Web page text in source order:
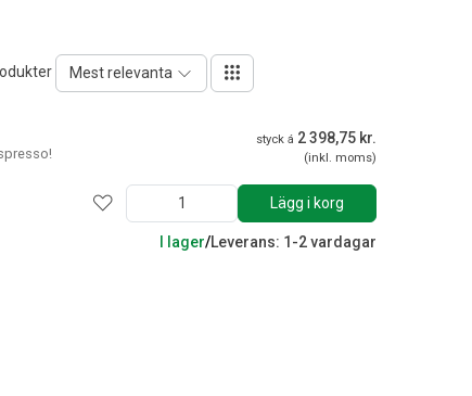
Mest relevanta
styck á 2 398,75 kr.
(inkl. moms)
Lägg i korg
I lager/Leverans: 1-2 vardagar